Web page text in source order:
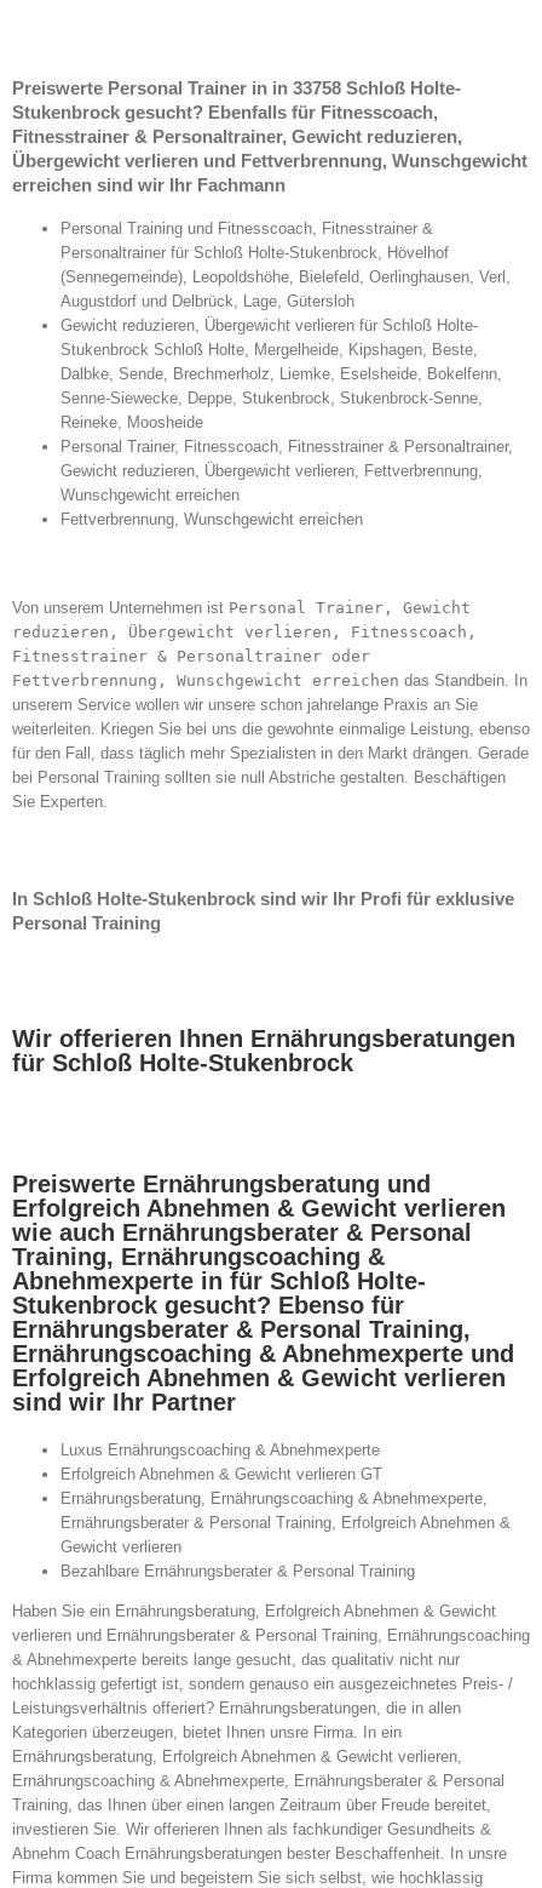
Preiswerte Personal Trainer in in 33758 Schloß Holte-
Stukenbrock gesucht? Ebenfalls für Fitnesscoach,
Fitnesstrainer & Personaltrainer, Gewicht reduzieren,
Übergewicht verlieren und Fettverbrennung, Wunschgewicht
erreichen sind wir Ihr Fachmann
Personal Training und Fitnesscoach, Fitnesstrainer &
Personaltrainer für Schloß Holte-Stukenbrock, Hövelhof
(Sennegemeinde), Leopoldshöhe, Bielefeld, Oerlinghausen, Verl,
Augustdorf und Delbrück, Lage, Gütersloh
Gewicht reduzieren, Übergewicht verlieren für Schloß Holte-
Stukenbrock Schloß Holte, Mergelheide, Kipshagen, Beste,
Dalbke, Sende, Brechmerholz, Liemke, Eselsheide, Bokelfenn,
Senne-Siewecke, Deppe, Stukenbrock, Stukenbrock-Senne,
Reineke, Moosheide
Personal Trainer, Fitnesscoach, Fitnesstrainer & Personaltrainer,
Gewicht reduzieren, Übergewicht verlieren, Fettverbrennung,
Wunschgewicht erreichen
Fettverbrennung, Wunschgewicht erreichen
Von unserem Unternehmen ist Personal Trainer, Gewicht
reduzieren, Übergewicht verlieren, Fitnesscoach,
Fitnesstrainer & Personaltrainer oder
Fettverbrennung, Wunschgewicht erreichen das Standbein. In
unserem Service wollen wir unsere schon jahrelange Praxis an Sie
weiterleiten. Kriegen Sie bei uns die gewohnte einmalige Leistung, ebenso
für den Fall, dass täglich mehr Spezialisten in den Markt drängen. Gerade
bei Personal Training sollten sie null Abstriche gestalten. Beschäftigen
Sie Experten.
In Schloß Holte-Stukenbrock sind wir Ihr Profi für exklusive
Personal Training
Wir offerieren Ihnen Ernährungsberatungen
für Schloß Holte-Stukenbrock
Preiswerte Ernährungsberatung und
Erfolgreich Abnehmen & Gewicht verlieren
wie auch Ernährungsberater & Personal
Training, Ernährungscoaching &
Abnehmexperte in für Schloß Holte-
Stukenbrock gesucht? Ebenso für
Ernährungsberater & Personal Training,
Ernährungscoaching & Abnehmexperte und
Erfolgreich Abnehmen & Gewicht verlieren
sind wir Ihr Partner
Luxus Ernährungscoaching & Abnehmexperte
Erfolgreich Abnehmen & Gewicht verlieren GT
Ernährungsberatung, Ernährungscoaching & Abnehmexperte,
Ernährungsberater & Personal Training, Erfolgreich Abnehmen &
Gewicht verlieren
Bezahlbare Ernährungsberater & Personal Training
Haben Sie ein Ernährungsberatung, Erfolgreich Abnehmen & Gewicht
verlieren und Ernährungsberater & Personal Training, Ernährungscoaching
& Abnehmexperte bereits lange gesucht, das qualitativ nicht nur
hochklassig gefertigt ist, sondern genauso ein ausgezeichnetes Preis- /
Leistungsverhältnis offeriert? Ernährungsberatungen, die in allen
Kategorien überzeugen, bietet Ihnen unsre Firma. In ein
Ernährungsberatung, Erfolgreich Abnehmen & Gewicht verlieren,
Ernährungscoaching & Abnehmexperte, Ernährungsberater & Personal
Training, das Ihnen über einen langen Zeitraum über Freude bereitet,
investieren Sie. Wir offerieren Ihnen als fachkundiger Gesundheits &
Abnehm Coach Ernährungsberatungen bester Beschaffenheit. In unsre
Firma kommen Sie und begeistern Sie sich selbst, wie hochklassig